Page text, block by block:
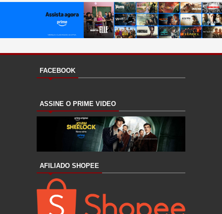
FACEBOOK
ASSINE O PRIME VIDEO
AFILIADO SHOPEE